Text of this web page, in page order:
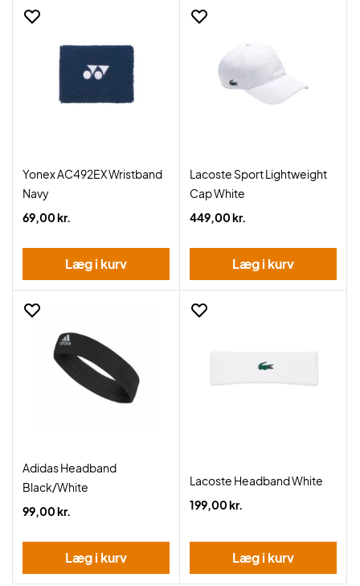
Yonex AC492EX Wristband
Navy
69,00 kr.
Læg i kurv
Lacoste Sport Lightweight
Cap White
449,00 kr.
Læg i kurv
Adidas Headband
Black/White
99,00 kr.
Læg i kurv
Lacoste Headband White
199,00 kr.
Læg i kurv